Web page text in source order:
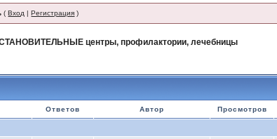
(Вход |Регистрация )
центры, профилактории, лечебницы
Ответов Автор Просмотров